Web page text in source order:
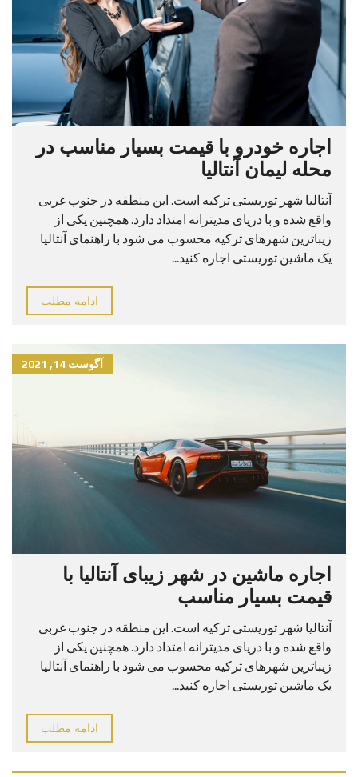
اجاره خودرو با قیمت بسیار مناسب در
محله لیمان آنتالیا
آنتالیا شهر توریستی ترکیه است. این منطقه در جنوب غربی
واقع شده و با دریای مدیترانه امتداد دارد. همچنین یکی از
زیباترین شهرهای ترکیه محسوب می شود با راهنمای آنتالیا
یک ماشین توریستی اجاره کنید...
ادامه مطلب
آگوست 14, 2021
اجاره ماشین در شهر زیبای آنتالیا با
قیمت بسیار مناسب
آنتالیا شهر توریستی ترکیه است. این منطقه در جنوب غربی
واقع شده و با دریای مدیترانه امتداد دارد. همچنین یکی از
زیباترین شهرهای ترکیه محسوب می شود با راهنمای آنتالیا
یک ماشین توریستی اجاره کنید...
ادامه مطلب